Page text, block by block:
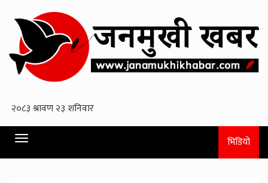
Toggle
navigation
भिडियो